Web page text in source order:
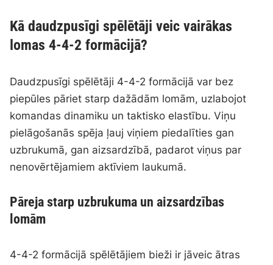
Kā daudzpusīgi spēlētāji veic vairākas
lomas 4-4-2 formācijā?
Daudzpusīgi spēlētāji 4-4-2 formācijā var bez
piepūles pāriet starp dažādām lomām, uzlabojot
komandas dinamiku un taktisko elastību. Viņu
pielāgošanās spēja ļauj viņiem piedalīties gan
uzbrukumā, gan aizsardzībā, padarot viņus par
nenovērtējamiem aktīviem laukumā.
Pāreja starp uzbrukuma un aizsardzības
lomām
4-4-2 formācijā spēlētājiem bieži ir jāveic ātras